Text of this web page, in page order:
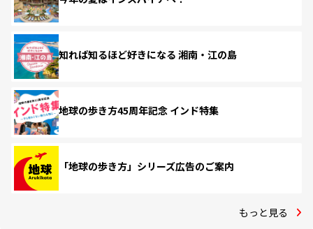
知れば知るほど好きになる 湘南・江の島
地球の歩き方45周年記念 インド特集
「地球の歩き方」シリーズ広告のご案内
もっと見る